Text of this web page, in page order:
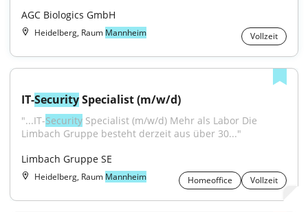
AGC Biologics GmbH
Heidelberg, Raum Mannheim Vollzeit
IT-Security Specialist (m/w/d)
"...IT-Security Specialist (m/w/d) Mehr als Labor Die
Limbach Gruppe besteht derzeit aus über 30..."
Limbach Gruppe SE
Heidelberg, Raum Mannheim Homeoffice Vollzeit